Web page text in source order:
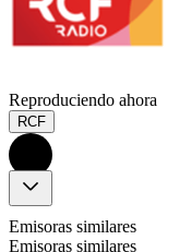
Reproduciendo ahora
RCF
Emisoras similares
Emisoras similares